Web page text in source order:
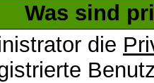
Was sind
die